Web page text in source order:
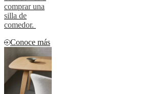
comprar una
silla de
comedor.
Conoce más